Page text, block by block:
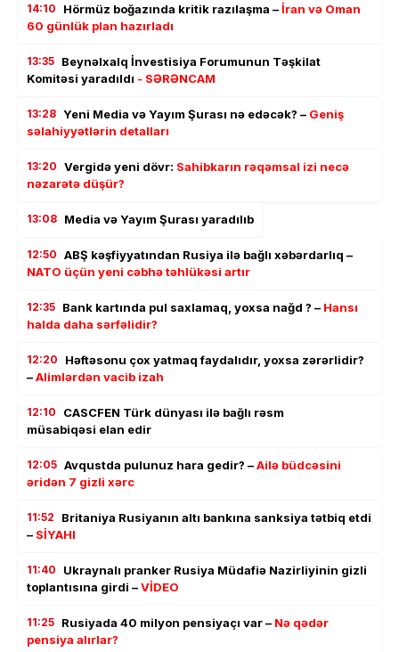
14:10 Hörmüz boğazında kritik razılaşma –İran və Oman
60 günlük plan hazırladı
13:35 Beynəlxalq İnvestisiya Forumunun Təşkilat
Komitəsi yaradıldı - SƏRƏNCAM
13:28 Yeni Media və Yayım Şurası nə edəcək? – Geniş
səlahiyyətlərin detalları
13:20 Vergidə yeni dövr: Sahibkarın rəqəmsal izi necə
nəzarətə düşür?
13:08 Media və Yayım Şurası yaradılıb
12:50 ABŞ kəşfiyyatından Rusiya ilə bağlı xəbərdarlıq –
NATO üçün yeni cəbhə təhlükəsi artır
12:35 Bank kartında pul saxlamaq, yoxsa nağd ? – Hansı
halda daha sərfəlidir?
12:20
Həftəsonu çox yatmaq faydalıdır, yoxsa zərərlidir?
–Alimlərdən vacib izah
12:10
CASCFEN Türk dünyası ilə bağlı rəsm
müsabiqəsi elan edir
12:05 Avqustda pulunuz hara gedir? –Ailə büdcəsini
əridən 7 gizli xərc
11:52
Britaniya Rusiyanın altı bankına sanksiya tətbiq etdi
– SİYAHI
11:40
Ukraynalı pranker Rusiya Müdafiə Nazirliyinin gizli
toplantısına girdi –VİDEO
11:25 Rusiyada 40 milyon pensiyaçı var – Nə qədər
pensiya alırlar?